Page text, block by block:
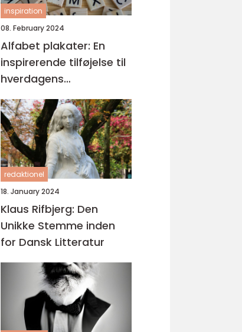
inspiration
08. February 2024
Alfabet plakater: En
inspirerende tilføjelse til
hverdagens
læringsmiljøer
redaktionel
18. January 2024
Klaus Rifbjerg: Den
Unikke Stemme inden
for Dansk Litteratur